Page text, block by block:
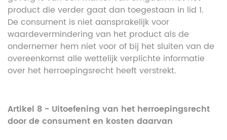
product die verder gaat dan toegestaan in lid 1.
De consument is niet aansprakelijk voor
waardevermindering van het product als de
ondernemer hem niet voor of bij het sluiten van de
overeenkomst alle wettelijk verplichte informatie
over het herroepingsrecht heeft verstrekt.
Artikel 8 - Uitoefening van het herroepingsrecht
door de consument en kosten daarvan